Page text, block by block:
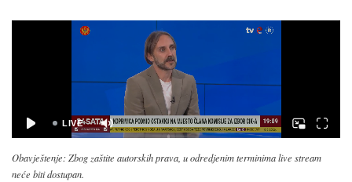
Obavještenje: Zbog zaštite autorskih prava, u odredjenim terminima live stream
neće biti dostupan.